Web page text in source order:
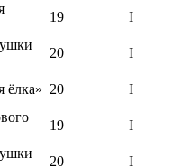
19 I
20 I
ёлка» 20 I
19 I
20 I